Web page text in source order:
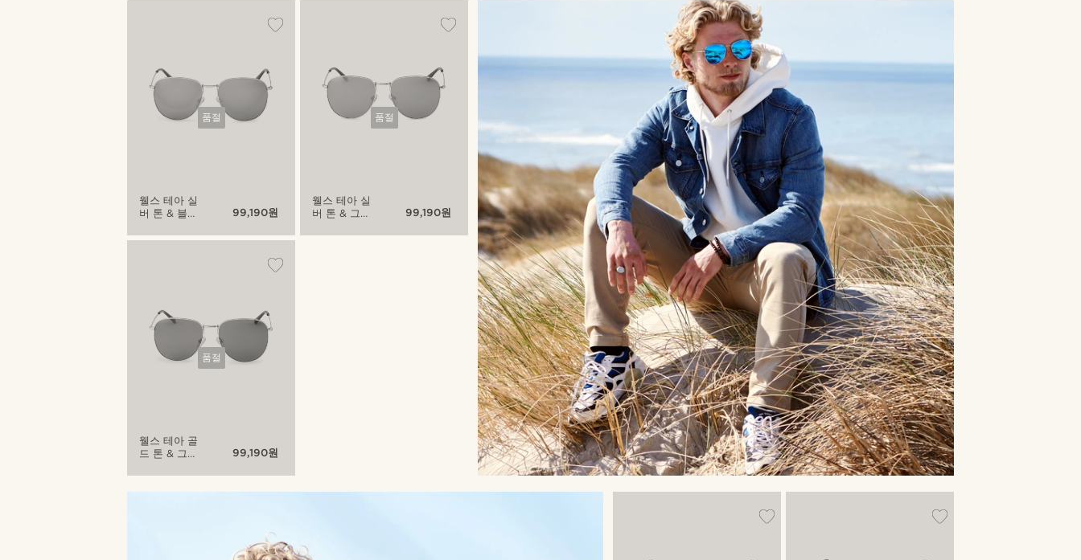
품절
웰스 테아 실
버 톤 & 블
에이터 선글
99,190원
품절
웰스 테아 골
드 톤 & 그레
터 선글라스
99,190원
품절
웰스 테아 실
버 톤 & 그레
터 선글라스
99,190원